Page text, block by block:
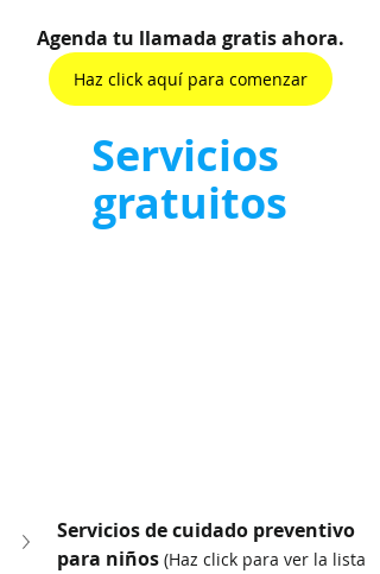
Agenda tu llamada gratis ahora.
Haz click aquí para comenzar
Servicios
gratuitos
Servicios de cuidado preventivo
para niños (Haz click para ver la lista